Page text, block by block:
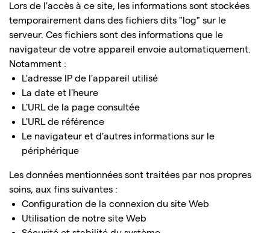
Lors de l'accès à ce site, les informations sont stockées
temporairement dans des fichiers dits "log" sur le
serveur. Ces fichiers sont des informations que le
navigateur de votre appareil envoie automatiquement.
Notamment :
L'adresse IP de l'appareil utilisé
La date et l'heure
L'URL de la page consultée
L'URL de référence
Le navigateur et d'autres informations sur le
périphérique
Les données mentionnées sont traitées par nos propres
soins, aux fins suivantes :
Configuration de la connexion du site Web
Utilisation de notre site Web